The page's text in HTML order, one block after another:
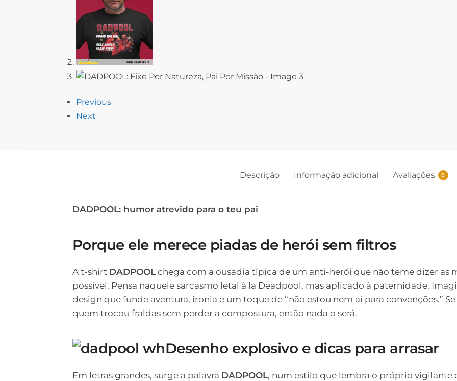
Previous
Next
Descrição Informação adicional Avaliações 0
DADPOOL: humor atrevido para o teu pai
Porque ele merece piadas de herói sem filtros
A t-shirt DADPOOLchega com a ousadia típica de um anti-herói que não teme dizer as
possível. Pensa naquele sarcasmo letal à la Deadpool, mas aplicado à paternidade.
design que funde aventura, ironia e um toque de “não estou nem aí para convenções.”
quem trocou fraldas sem perder a compostura, então nada o será.
Desenho explosivo e dicas para arrasar
Em letras grandes, surge a palavra DADPOOL, num estilo que lembra o próprio vigilante